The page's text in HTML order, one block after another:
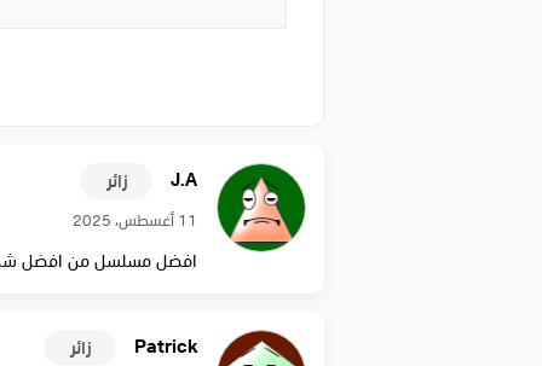
J.A زائر
11 أغسطس، 2025
افضل مسلسل من افضل
Patrick زائر